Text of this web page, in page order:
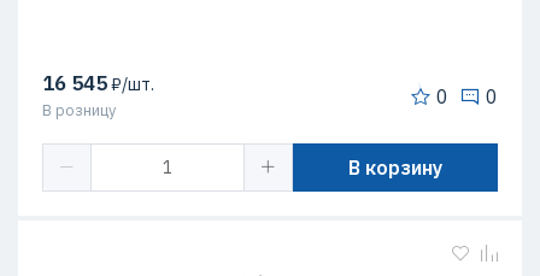
16 545₽/шт.
В розницу
0 0
В корзину